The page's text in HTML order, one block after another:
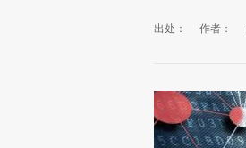
出处： 作者：